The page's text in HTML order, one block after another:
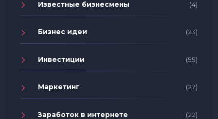
Известные бизнесмены (4)
Бизнес идеи (23)
Инвестиции (55)
Маркетинг (27)
Заработок в интернете (22)